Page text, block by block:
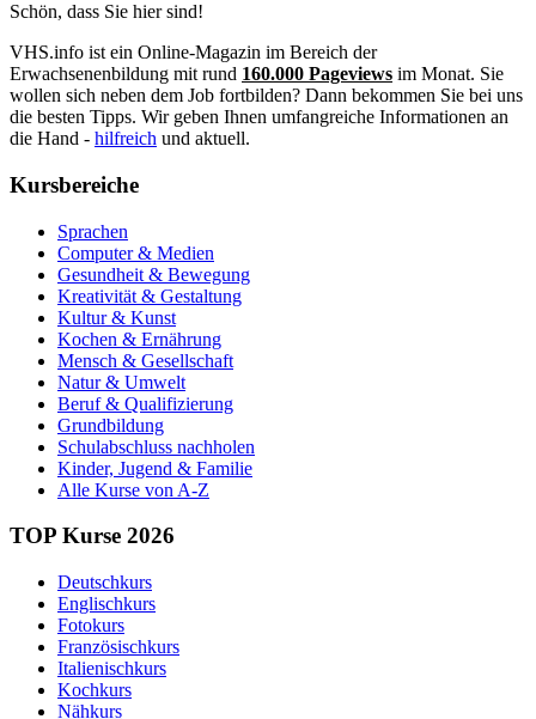
Schön, dass Sie hier sind!
VHS.info ist ein Online-Magazin im Bereich der
Erwachsenenbildung mit rund 160.000 Pageviews im Monat. Sie
wollen sich neben dem Job fortbilden? Dann bekommen Sie bei uns
die besten Tipps. Wir geben Ihnen umfangreiche Informationen an
die Hand - hilfreich und aktuell.
Kursbereiche
Sprachen
Computer & Medien
Gesundheit & Bewegung
Kreativität & Gestaltung
Kultur & Kunst
Kochen & Ernährung
Mensch & Gesellschaft
Natur & Umwelt
Beruf & Qualifizierung
Grundbildung
Schulabschluss nachholen
Kinder, Jugend & Familie
Alle Kurse von A-Z
TOP Kurse 2026
Deutschkurs
Englischkurs
Fotokurs
Französischkurs
Italienischkurs
Kochkurs
Nähkurs